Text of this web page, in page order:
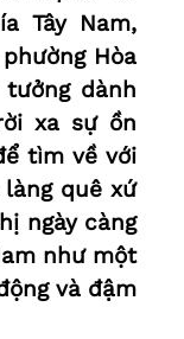
Tây Nam,
Hòa
dành
xa sự ồn
tìm về với
quê xứ
ngày càng
như một
và đậm